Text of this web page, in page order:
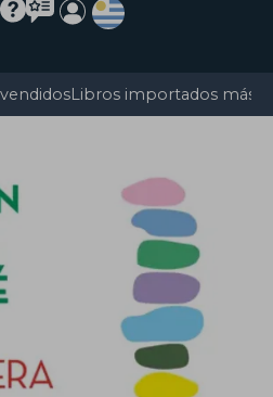
Libros importados más